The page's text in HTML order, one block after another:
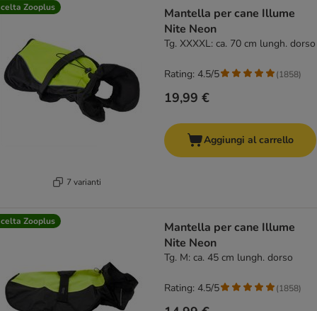
Zooplus
7 varianti
Mantella per cane Illume
Nite Neon
Tg. XXXXL: ca. 70 cm lungh. dorso
19,99 €
Rating: 4.5/5 (1858)
Aggiungi al carrello
Zooplus
Mantella per cane Illume
Nite Neon
Tg. M: ca. 45 cm lungh. dorso
Rating: 4.5/5 (1858)